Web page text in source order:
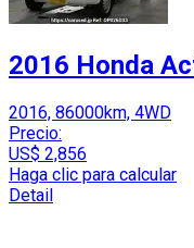
2016 Honda
2016, 86000km, 4WD
Precio:
US$ 2,856
Haga clic para calcular
Detail